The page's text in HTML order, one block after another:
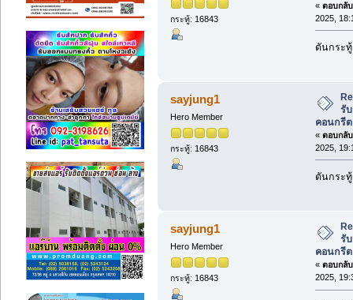
กระทู้: 16843
« ตอบกลั
2025,
ดันกระ
sayjung1
Hero Member
กระทู้: 16843
รับ
คอนกรีต
« ตอบกลั
2025,
ดันกระ
sayjung1
Hero Member
กระทู้: 16843
รับ
คอนกรีต
« ตอบกลั
2025,